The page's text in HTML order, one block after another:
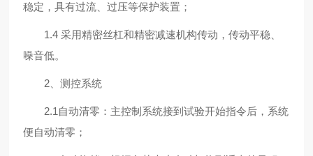
稳定，具有过流、过压等保护装置；
1.4 采用精密丝杠和精密减速机构传动，传动平稳、
噪音低。
2、测控系统
2.1自动清零：主控制系统接到试验开始指令后，系统
便自动清零；